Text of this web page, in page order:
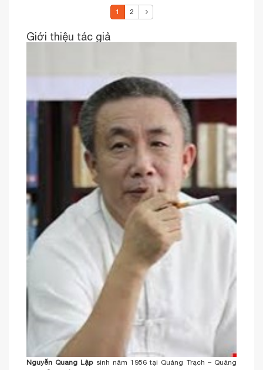
1 2
Giới thiệu tác giả
Nguyễn Quang Lậpsinh năm 1956 tại Quảng Trạch – Quảng